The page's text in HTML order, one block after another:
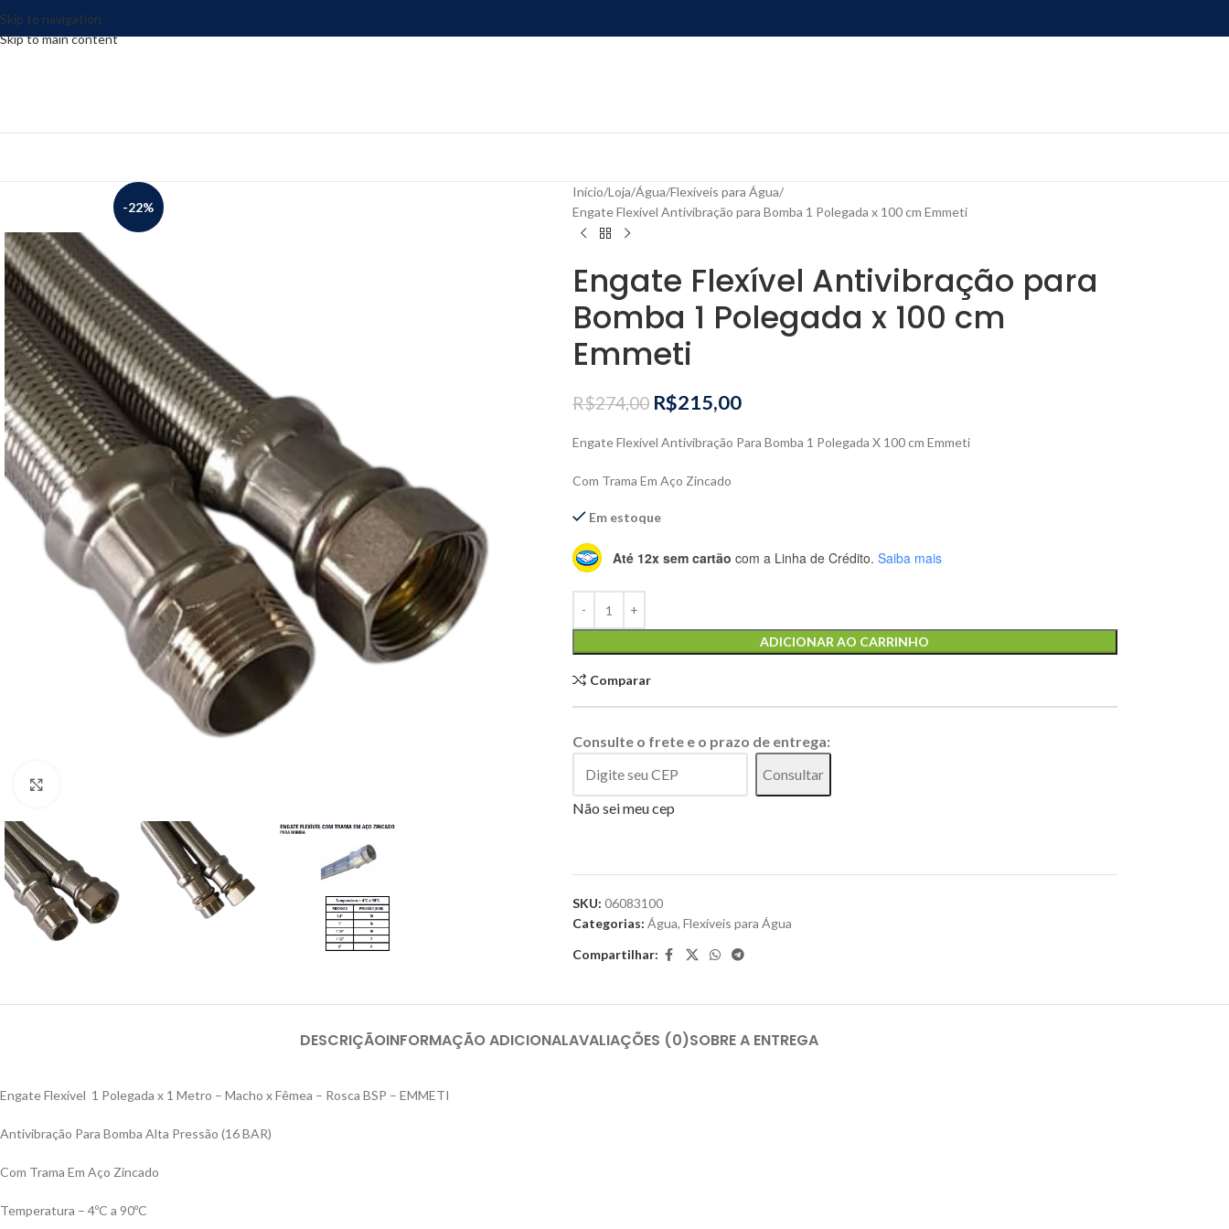
Skip to navigation
Skip to main content
-22%
Início Loja Água Flexíveis para Água
Engate Flexível Antivibração para Bomba 1 Polegada x 100 cm Emmeti
Engate Flexível Antivibração para
Bomba 1 Polegada x 100 cm
Emmeti
R$274,00 R$215,00
Engate Flexível Antivibração Para Bomba 1 Polegada X 100 cm Emmeti
Com Trama Em Aço Zincado
Em estoque
Até 12x sem cartão com a Linha de Crédito. Saiba mais
ADICIONAR AO CARRINHO
Comparar
Consulte o frete e o prazo de entrega:
Consultar
Não sei meu cep
SKU: 06083100
Categorias: Água, Flexíveis para Água
Compartilhar:
DESCRIÇÃOINFORMAÇÃO ADICIONALAVALIAÇÕES (0)SOBRE A ENTREGA
Engate Flexível 1 Polegada x 1 Metro – Macho x Fêmea – Rosca BSP – EMMETI
Antivibração Para Bomba Alta Pressão (16 BAR)
Com Trama Em Aço Zincado
Temperatura – 4ºC a 90ºC